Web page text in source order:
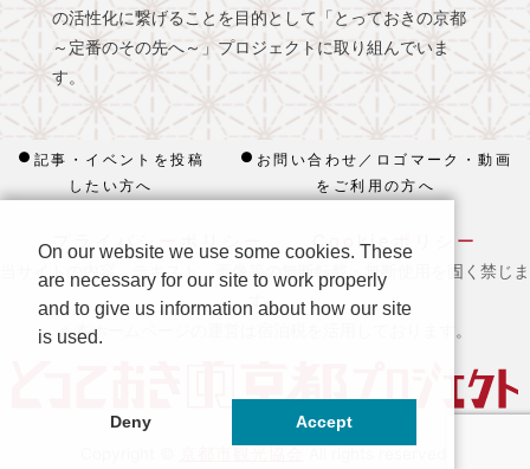
の活性化に繋げることを目的として「とっておきの京都
～定番のその先へ～」プロジェクトに取り組んでいま
す。
記事・イベントを投稿
したい方へ
お問い合わせ／ロゴマーク・動画
をご利用の方へ
プライバシーポリシー Cookieポリシー
当サイトの内容、テキスト、画像等の無断転載・無断使用を固く禁じま
す。
※ 本ホームページの運営は宿泊税を活用しております。
On our website we use some cookies. These
are necessary for our site to work properly
and to give us information about how our site
is used.
Deny Accept